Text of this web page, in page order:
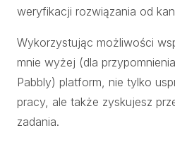
weryfikacji rozwiązania od
Wykorzystując możliwości
mnie wyżej (dla
Pabbly) platform, nie tylko
pracy, ale także zyskujesz
zadania.